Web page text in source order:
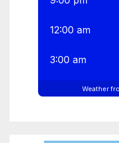
12:00 am
3:00 am
Weather